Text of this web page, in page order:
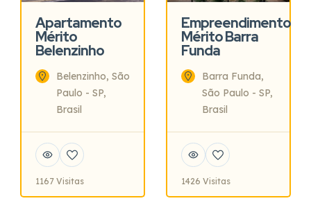
Apartamento
Mérito
Belenzinho
Belenzinho, São
Paulo - SP,
Brasil
1167 Visitas
Empreendimento
Mérito Barra
Funda
Barra Funda,
São Paulo - SP,
Brasil
1426 Visitas